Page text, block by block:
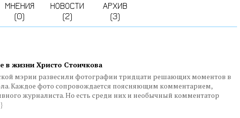
МНЕНИЯ
(0)
НОВОСТИ
(2)
АРХИВ
(3)
в жизни Христо Стоичкова
мэрии развесили фотографии тридцати решающих моментов в
Каждое фото сопровождается поясняющим комментарием,
журналиста. Но есть среди них и необычный комментатор
}